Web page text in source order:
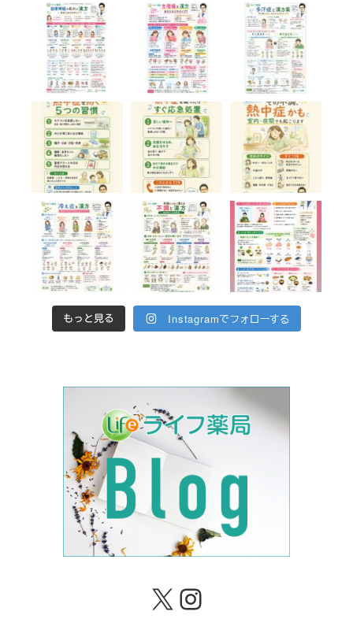
もっと見る Instagramでフォローする
X Instagram